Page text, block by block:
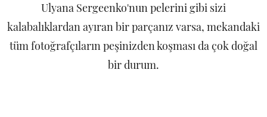
Ulyana Sergeenko'nun pelerini gibi sizi
kalabalıklardan ayıran bir parçanız varsa, mekandaki
tüm fotoğrafçıların peşinizden koşması da çok doğal
bir durum.